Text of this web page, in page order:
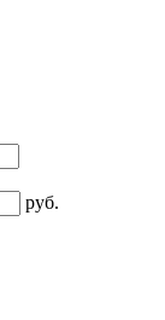
руб.